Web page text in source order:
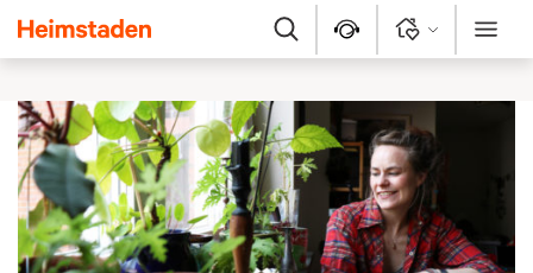
Heimstaden
Sök Kontakt Logga in Meny